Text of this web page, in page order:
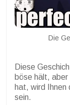
Die
Diese
böse hält,
hat, wird Ihnen
sein.